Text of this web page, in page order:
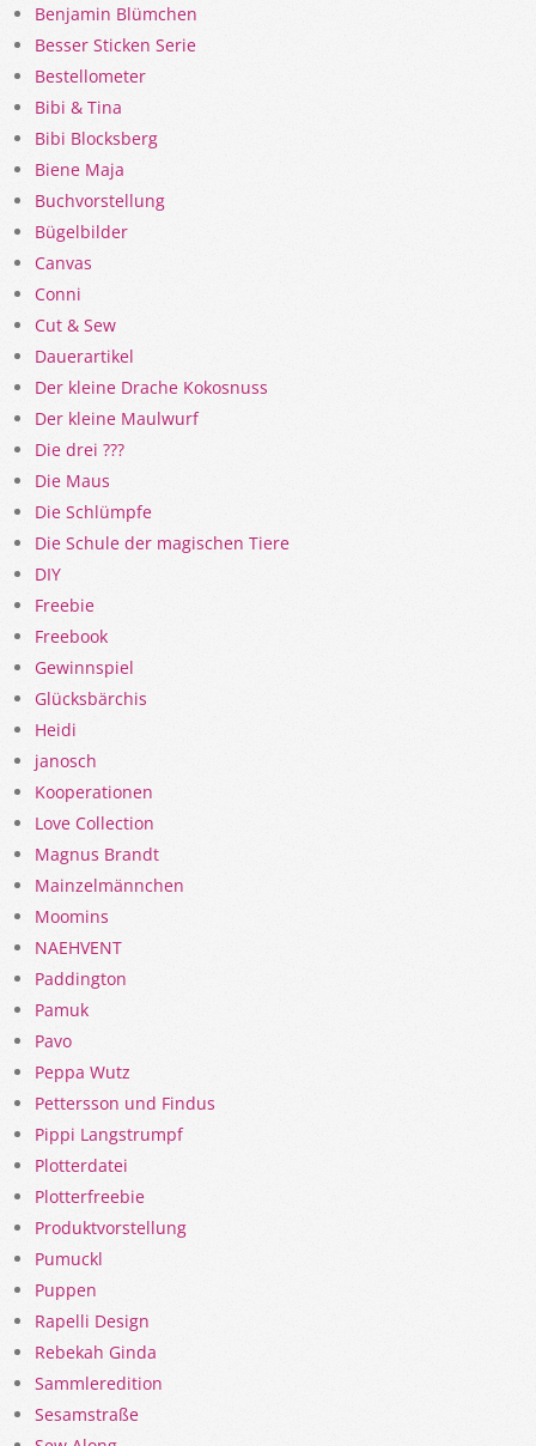
Benjamin Blümchen
Besser Sticken Serie
Bestellometer
Bibi & Tina
Bibi Blocksberg
Biene Maja
Buchvorstellung
Bügelbilder
Canvas
Conni
Cut & Sew
Dauerartikel
Der kleine Drache Kokosnuss
Der kleine Maulwurf
Die drei ???
Die Maus
Die Schlümpfe
Die Schule der magischen Tiere
DIY
Freebie
Freebook
Gewinnspiel
Glücksbärchis
Heidi
janosch
Kooperationen
Love Collection
Magnus Brandt
Mainzelmännchen
Moomins
NAEHVENT
Paddington
Pamuk
Pavo
Peppa Wutz
Pettersson und Findus
Pippi Langstrumpf
Plotterdatei
Plotterfreebie
Produktvorstellung
Pumuckl
Puppen
Rapelli Design
Rebekah Ginda
Sammleredition
Sesamstraße